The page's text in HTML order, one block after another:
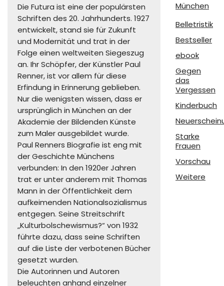
Die Futura ist eine der populärsten
Schriften des 20. Jahrhunderts. 1927
entwickelt, stand sie für Zukunft
und Modernität und trat in der
Folge einen weltweiten Siegeszug
an. Ihr Schöpfer, der Künstler Paul
Renner, ist vor allem für diese
Erfindung in Erinnerung geblieben.
Nur die wenigsten wissen, dass er
ursprünglich in München an der
Akademie der Bildenden Künste
zum Maler ausgebildet wurde.
Paul Renners Biografie ist eng mit
der Geschichte Münchens
verbunden: In den 1920er Jahren
trat er unter anderem mit Thomas
Mann in der Öffentlichkeit dem
aufkeimenden Nationalsozialismus
entgegen. Seine Streitschrift
„Kulturbolschewismus?“ von 1932
führte dazu, dass seine Schriften
auf die Liste der verbotenen Bücher
gesetzt wurden.
Die Autorinnen und Autoren
beleuchten anhand einzelner
München
Belletristik
Bestseller
ebook
Gegen
das
Vergessen
Kinderbuch
Starke
Frauen
Vorschau
Weitere